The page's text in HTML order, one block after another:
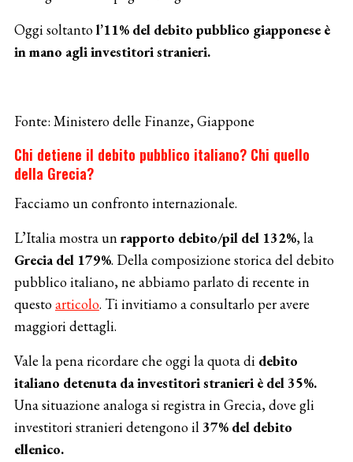
Oggi soltantol’11% del debito pubblico giapponese è
in mano agli investitori stranieri.
Fonte: Ministero delle Finanze, Giappone
Chi detiene il debito pubblico italiano? Chi quello
della Grecia?
Facciamo un confronto internazionale.
L’Italia mostra unrapporto debito/pil del 132%, la
Grecia del 179%. Della composizione storica del debito
pubblico italiano, ne abbiamo parlato di recente in
questoarticolo. Ti invitiamo a consultarlo per avere
maggiori dettagli.
Vale la pena ricordare che oggi la quota di debito
italiano detenuta da investitori stranieri è del 35%.
Una situazione analoga si registra in Grecia, dove gli
investitori stranieri detengono il 37% del debito
ellenico.